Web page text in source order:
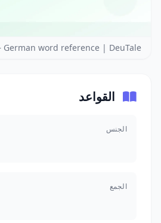
word reference | DeuTale
القواعد
الجنس
الجمع